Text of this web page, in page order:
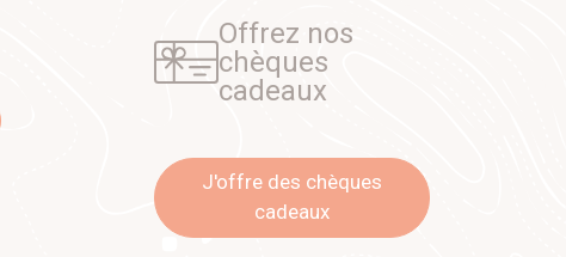
Offrez nos
chèques
cadeaux
J'offre des chèques
cadeaux